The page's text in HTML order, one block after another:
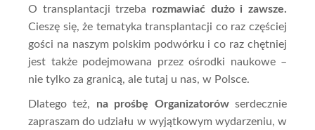
O transplantacji trzeba rozmawiać dużo i zawsze.
Cieszę się, że tematyka transplantacji co raz częściej
gości na naszym polskim podwórku i co raz chętniej
jest także podejmowana przez ośrodki naukowe –
nie tylko za granicą, ale tutaj u nas, w Polsce.
Dlatego też, na prośbę Organizatorówserdecznie
zapraszam do udziału w wyjątkowym wydarzeniu, w